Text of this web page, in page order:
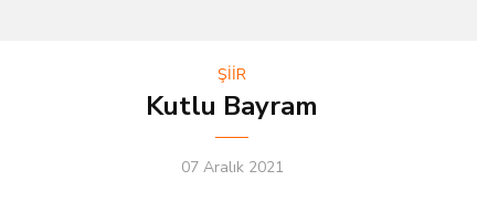
ŞİİR
Kutlu Bayram
07 Aralık 2021